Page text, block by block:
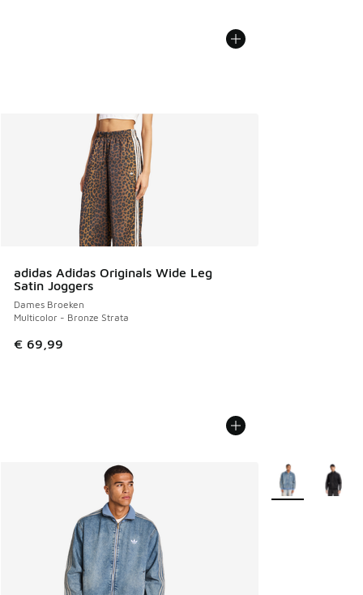
adidas Adidas Originals Wide Leg
Satin Joggers
Dames Broeken
Multicolor - Bronze Strata
€ 69,99
Meer kleuren